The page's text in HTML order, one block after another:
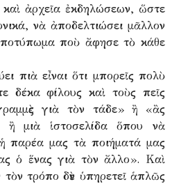
καὶ ἀρχεῖα ἐκδηλώσεων, ὥστε
νὰ ἀποδελτιώσει μᾶλλον
ποὺ ἄφησε τὸ κάθε
πιὰ εἶναι ὅτι μπορεῖς πολὺ
δέκα φίλους καὶ τοὺς πεῖς
γιὰ τὸν τάδε» ἢ «ἂς
ἢ μιὰ ἱστοσελίδα ὅπου νὰ
ἡ παρέα μας τὰ ποιήματά μας
ὁ ἕνας γιὰ τὸν ἄλλο». Καὶ
τὸν τρόπο δὲν ὑπηρετεῖ ἁπλῶς